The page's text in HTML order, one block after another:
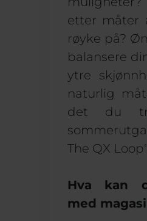
etter måter
røyke på?
balansere
ytre
naturlig
det du
The QX Loop".
Hva kan
med